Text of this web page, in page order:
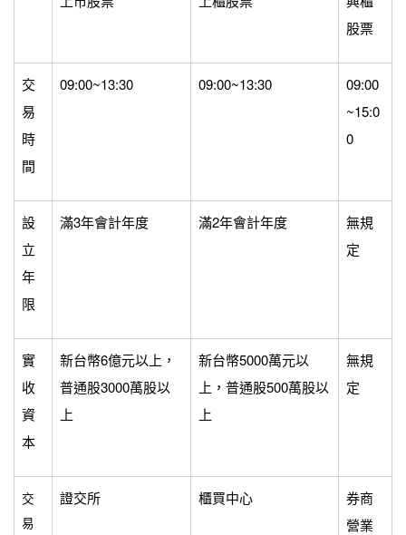
股票
交
易
時
間
09:00~13:30 09:00~13:30
09:00
~15:0
0
設
立
年
限
滿3年會計年度 滿2年會計年度
無規
定
實
收
資
本
新台幣6億元以上，
普通股3000萬股以
上
新台幣5000萬元以
上，普通股500萬股以
上
無規
定
交
易
證交所 櫃買中心
券商
營業